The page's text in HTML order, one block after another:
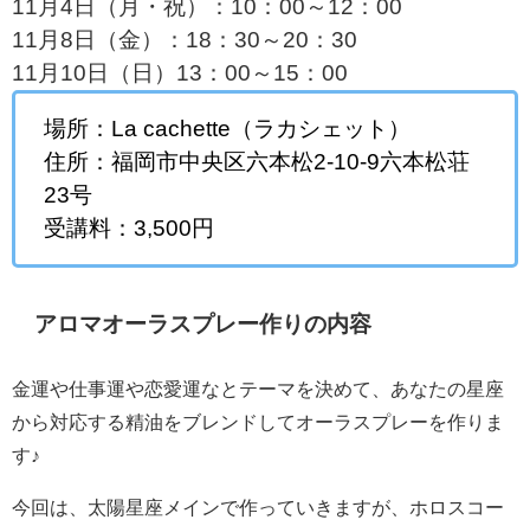
11月4日（月・祝）：10：00～12：00
11月8日（金）：18：30～20：30
11月10日（日）13：00～15：00
場所：La cachette（ラカシェット）
住所：福岡市中央区六本松2-10-9六本松荘
23号
受講料：3,500円
アロマオーラスプレー作りの内容
金運や仕事運や恋愛運なとテーマを決めて、あなたの星座
から対応する精油をブレンドしてオーラスプレーを作りま
す♪
今回は、太陽星座メインで作っていきますが、ホロスコー